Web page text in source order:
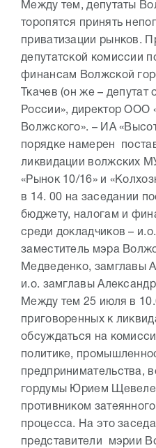
Между тем, депутаты
торопятся принять
приватизации рынков.
депутатской комиссии
финансам Волжской
Ткачев (он же – депутат
России», директор ООО
Волжского». – ИА
порядке намерен
ликвидации волжских
«Рынок 10/16» и
в 14. 00 на заседании
бюджету, налогам и
среди докладчиков –
заместитель мэра
Медведенко, замглавы
и.о. замглавы
Между тем 25 июля в
приговоренных к
обсуждаться на
политике,
предпринимательства,
гордумы Юрием
противником
процесса. На это
представители мэрии